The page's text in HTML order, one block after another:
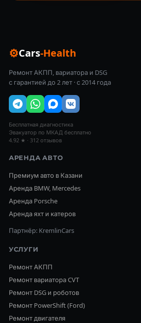
⚙Cars-Health
Ремонт АКПП, вариатора и DSG
с гарантией до 2 лет · с 2014 года
Бесплатная диагностика
Эвакуатор по МКАД бесплатно
4.92 ★ · 312 отзывов
АРЕНДА АВТО
Премиум авто в Казани
Аренда BMW, Mercedes
Аренда Porsche
Аренда яхт и катеров
Партнёр: KremlinCars
УСЛУГИ
Ремонт АКПП
Ремонт вариатора CVT
Ремонт DSG и роботов
Ремонт PowerShift (Ford)
Ремонт двигателя